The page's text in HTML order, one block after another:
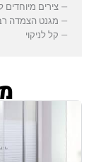
– צירים
– מגנט הצמדה
– קל לניקוי